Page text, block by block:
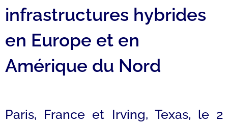
infrastructures hybrides
en Europe et en
Amérique du Nord
Paris, France et Irving, Texas, le 2